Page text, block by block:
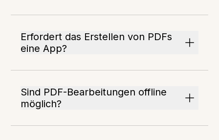
Erfordert das Erstellen von PDFs
eine App?
Sind PDF-Bearbeitungen offline
möglich?